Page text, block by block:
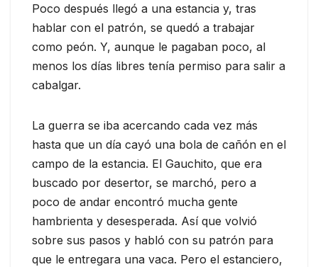
Poco después llegó a una estancia y, tras
hablar con el patrón, se quedó a trabajar
como peón. Y, aunque le pagaban poco, al
menos los días libres tenía permiso para salir a
cabalgar.
La guerra se iba acercando cada vez más
hasta que un día cayó una bola de cañón en el
campo de la estancia. El Gauchito, que era
buscado por desertor, se marchó, pero a
poco de andar encontró mucha gente
hambrienta y desesperada. Así que volvió
sobre sus pasos y habló con su patrón para
que le entregara una vaca. Pero el estanciero,